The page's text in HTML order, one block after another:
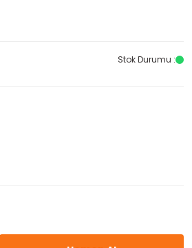
Stok Durumu :